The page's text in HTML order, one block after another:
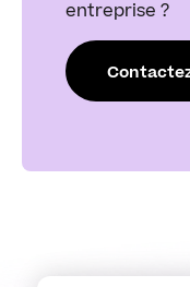
entreprise ?